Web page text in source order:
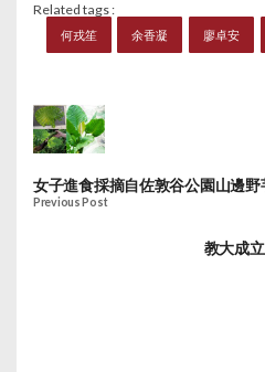
Related tags :
何戎笙 余香凝 廖卓安
女子進食採摘自佐敦谷公園山邊
Previous Post
教大成